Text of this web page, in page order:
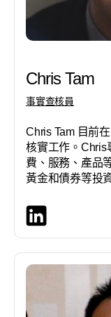
Chris Tam
事實查核員
Chris Tam 目前
核實工作。Chris
費、服務、產品
黃金和債券等投